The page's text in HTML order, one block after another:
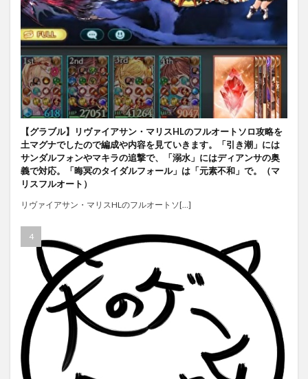
【グラブル】リヴァイアサン・マリスHLのフルオートソロ攻略を
土マグナでしたので編成や内容を見ていきます。「引き潮」には
サンダルフォンやマキラの追撃で、「溺水」にはディアンサの奥
義で対応。「晦冥のタイダルフォール」は「元素不和」で。（マ
リスフルオート）
リヴァイアサン・マリスHLのフルオートソ[…]